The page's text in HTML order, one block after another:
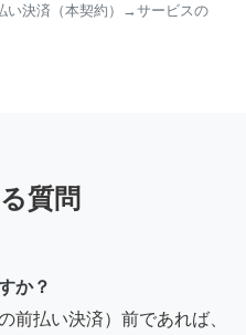
い決済（本契約）→サービスの
質問
か？
前払い決済）前であれば、